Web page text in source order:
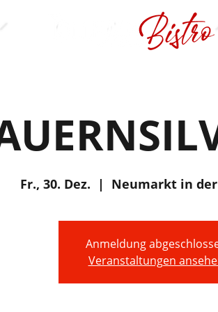
Fr., 30. Dez.
  |
Neumarkt in
Anmeldung
Veranstaltungen